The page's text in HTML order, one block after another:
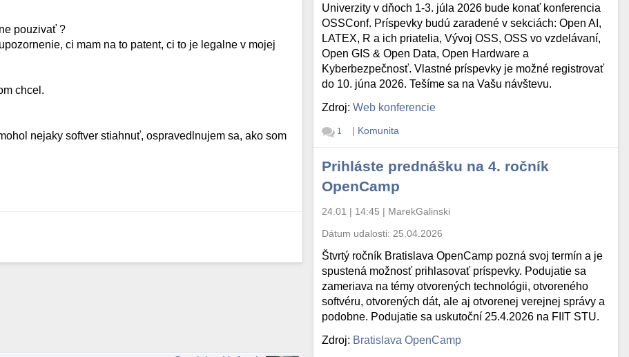
pouzivať ?
ci mam na to patent, ci to je legalne v mojej
chcel.
nejaky softver stiahnuť, ospravedlnujem sa, ako som
Univerzity v dňoch 1-3. júla 2026 bude konať konferencia
OSSConf. Príspevky budú zaradené v sekciách: Open AI,
LATEX, R a ich priatelia, Vývoj OSS, OSS vo vzdelávaní,
Open GIS & Open Data, Open Hardware a
Kyberbezpečnosť. Vlastné príspevky je možné registrovať
do 10. júna 2026. Tešíme sa na Vašu návštevu.
Zdroj:Web konferencie
1 | Komunita
Prihláste prednášku na 4. ročník
OpenCamp
24.01 | 14:45 | MarekGalinski
Dátum udalosti: 25.04.2026
Štvrtý ročník Bratislava OpenCamp pozná svoj termín a je
spustená možnosť prihlasovať príspevky. Podujatie sa
zameriava na témy otvorených technológii, otvoreného
softvéru, otvorených dát, ale aj otvorenej verejnej správy a
podobne. Podujatie sa uskutoční 25.4.2026 na FIIT STU.
Zdroj: Bratislava OpenCamp